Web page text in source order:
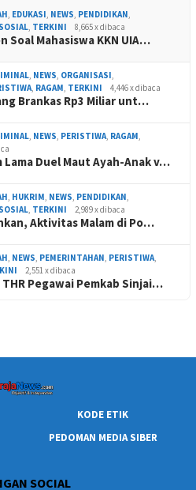
EDUKASI NEWS PENDIDIKAN
SOSIAL TERKINI 8,665 x dibaca
Soal Mahasiswa KKN UIA…
NEWS ORGANISASI
RAGAM TERKINI 4,446 x dibaca
Brankas Rp3 Miliar unt…
NEWS PERISTIWA RAGAM
Lama Duel Maut Ayah-Anak v…
HUKRIM NEWS PENDIDIKAN
SOSIAL TERKINI 2,989 x dibaca
Aktivitas Malam di Po…
NEWS PEMERINTAHAN PERISTIWA
2,551 x dibaca
Pegawai Pemkab Sinjai…
KODE ETIK
PEDOMAN MEDIA SIBER
SOCIAL